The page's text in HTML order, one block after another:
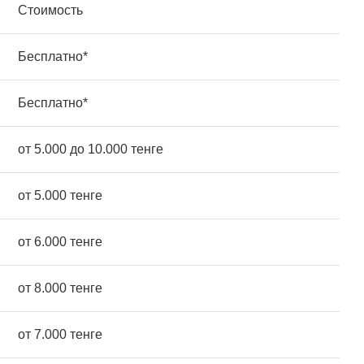
Стоимость
Бесплатно*
Бесплатно*
от 5.000 до 10.000 тенге
от 5.000 тенге
от 6.000 тенге
от 8.000 тенге
от 7.000 тенге